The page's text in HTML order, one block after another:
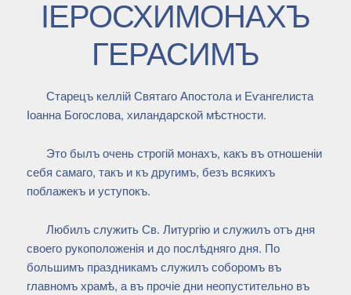
ІЕРОСХИМОНАХЪ
ГЕРАСИМЪ
Старецъ келлій Святаго Апостола и Еѵангелиста
Іоанна Богослова, хиландарской мѣстности.
Это былъ очень строгій монахъ, какъ въ отношеніи
себя самаго, такъ и къ другимъ, безъ всякихъ
поблажекъ и уступокъ.
Любилъ служить Св. Литургію и служилъ отъ дня
своего рукоположенія и до послѣдняго дня. По
большимъ праздникамъ служилъ соборомъ въ
главномъ храмѣ, а въ прочіе дни неопустительно въ